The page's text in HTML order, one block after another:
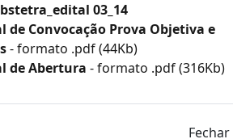
por Ano
03_14
de Convocação Prova Objetiva e
- formato .pdf (44Kb)
de Abertura - formato .pdf (316Kb)